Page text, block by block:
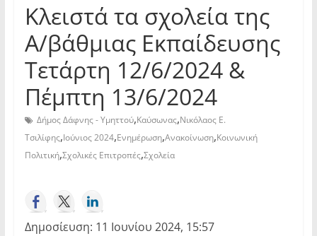
Κλειστά τα σχολεία της
Α/βάθμιας Εκπαίδευσης
Τετάρτη 12/6/2024 &
Πέμπτη 13/6/2024
Δήμος Δάφνης - Υμηττού,Καύσωνας,Νικόλαος Ε.
Τσιλίφης,Ιούνιος 2024,Ενημέρωση,Ανακοίνωση,Κοινωνική
Πολιτική,Σχολικές Επιτροπές,Σχολεία
Δημοσίευση: 11 Ιουνίου 2024, 15:57